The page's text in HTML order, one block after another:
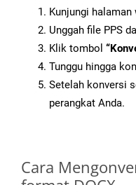
Kunjungi halaman
Unggah file PPS
Klik tombol
Tunggu hingga
Setelah konversi
perangkat Anda.
Cara